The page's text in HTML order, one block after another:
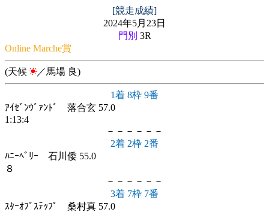
[競走成績]
2024年5月23日
門別 3R
Online Marche賞
(天候 ／馬場 良)
1着 8枠 9番
ｱｲｾﾞﾝｳﾞｧﾝﾄﾞ 落合玄 57.0
1:13:4
－－－－－－
2着 2枠 2番
ﾊﾆｰﾍﾞﾘｰ 石川倭 55.0
８
－－－－－－
3着 7枠 7番
ｽﾀｰｵﾌﾞｽﾃｯﾌﾟ 桑村真 57.0